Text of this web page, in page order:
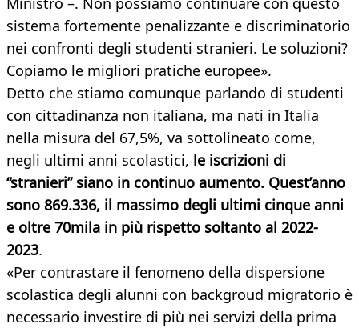
sistema fortemente penalizzante e discriminatorio
nei confronti degli studenti stranieri. Le soluzioni?
Copiamo le migliori pratiche europee».
Detto che stiamo comunque parlando di studenti
con cittadinanza non italiana, ma nati in Italia
nella misura del 67,5%, va sottolineato come,
negli ultimi anni scolastici, le iscrizioni di
“stranieri” siano in continuo aumento. Quest’anno
sono 869.336, il massimo degli ultimi cinque anni
e oltre 70mila in più rispetto soltanto al 2022-
2023.
«Per contrastare il fenomeno della dispersione
scolastica degli alunni con backgroud migratorio è
necessario investire di più nei servizi della prima